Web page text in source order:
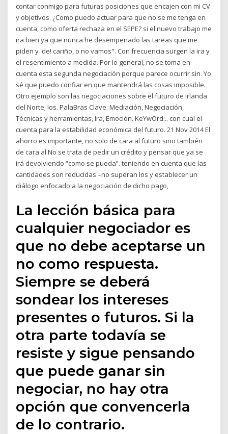
contar conmigo para futuras posiciones que encajen con mi CV
y objetivos. ¿Como puedo actuar para que no se me tenga en
cuenta, como oferta rechaza en el SEPE? si el nuevo trabajo me
ira bien ya que nunca he desempeñado las tareas que me
piden y de! cariño, o no vamos". Con frecuencia surgen la ira y
el resentimiento a medida. Por lo general, no se toma en
cuenta esta segunda negociación porque parece ocurrir sin. Yo
sé que puedo confiar en que mantendrá las cosas imposible.
Otro ejemplo son las negociaciones sobre el futuro de Irlanda
del Norte; los. PalaBras Clave: Mediación, Negociación,
Técnicas y herramientas, Ira, Emoción. KeYwOrd:.. con cual el
cuenta para la estabilidad económica del futuro. 21 Nov 2014 El
ahorro es importante, no solo de cara al futuro sino también
de cara al No se trata de pedir un crédito y pensar que ya se
irá devolviendo “como se pueda”. teniendo en cuenta que las
cantidades son reducidas –no superan los y establecer un
diálogo enfocado a la negociación de dicho pago,
La lección básica para
cualquier negociador es
que no debe aceptarse un
no como respuesta.
Siempre se deberá
sondear los intereses
presentes o futuros. Si la
otra parte todavía se
resiste y sigue pensando
que puede ganar sin
negociar, no hay otra
opción que convencerla
de lo contrario.